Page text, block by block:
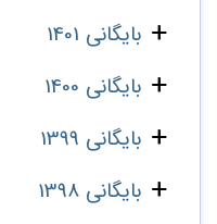
بایگانی 1401
بایگانی 1400
بایگانی 1399
بایگانی 1398